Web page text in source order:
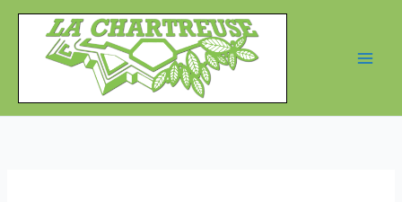
Aller
contenu